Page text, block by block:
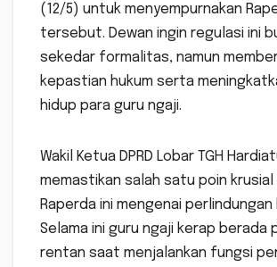
(12/5) untuk menyempurnakan
tersebut. Dewan ingin regulasi ini
sekedar formalitas, namun
kepastian hukum serta
hidup para guru ngaji.
Wakil Ketua DPRD Lobar TGH
memastikan salah satu poin
Raperda ini mengenai perlindungan
Selama ini guru ngaji kerap berada
rentan saat menjalankan fungsi